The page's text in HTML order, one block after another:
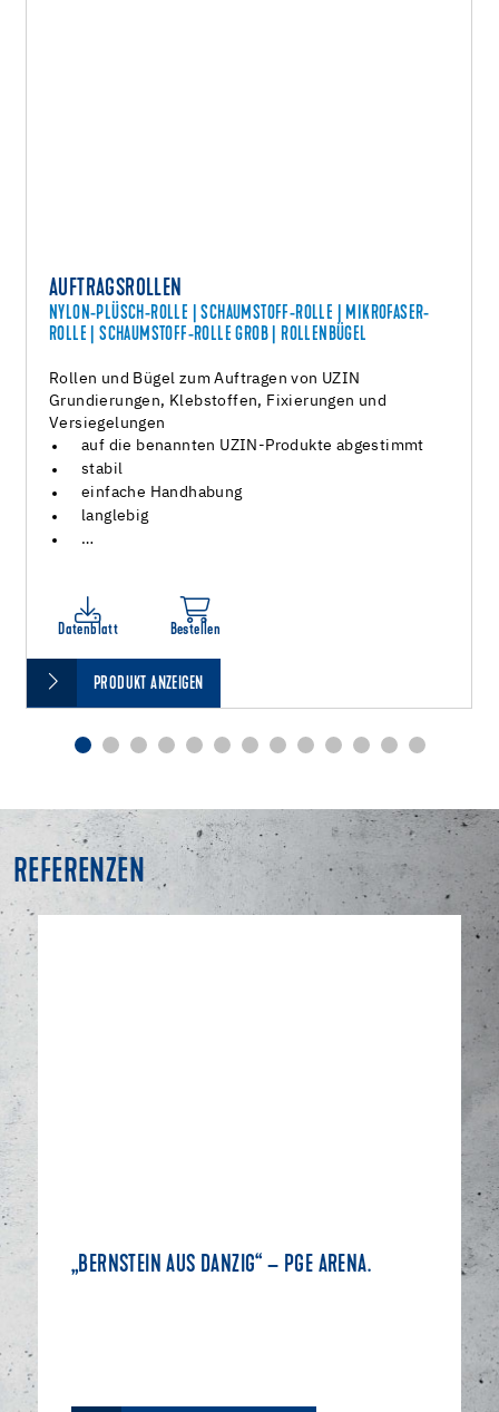
AUFTRAGSROLLEN
NYLON-PLÜSCH-ROLLE | SCHAUMSTOFF-ROLLE | MIKROFASER-
ROLLE | SCHAUMSTOFF-ROLLE GROB | ROLLENBÜGEL
Rollen und Bügel zum Auftragen von UZIN
Grundierungen, Klebstoffen, Fixierungen und
Versiegelungen
auf die benannten UZIN-Produkte abgestimmt
stabil
einfache Handhabung
langlebig
…
Datenblatt Bestellen
PRODUKT ANZEIGEN
REFERENZEN
„BERNSTEIN AUS DANZIG“ – PGE ARENA.